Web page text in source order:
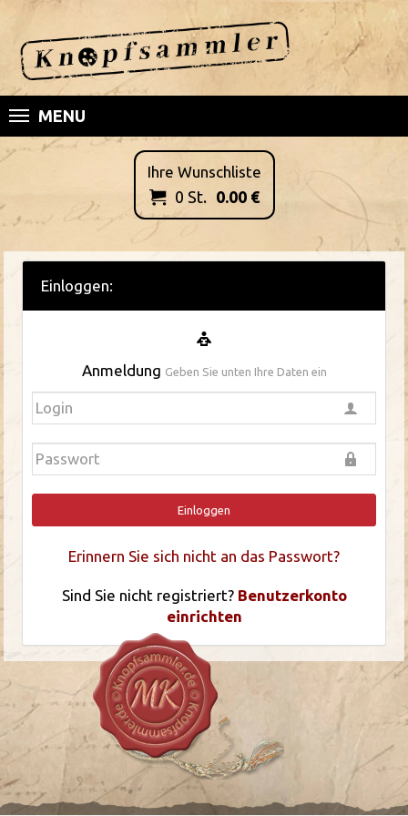
MENU
Ihre Wunschliste
 0 St. 0.00€
Einloggen:
Anmeldung Geben Sie unten Ihre Daten ein
Einloggen
Erinnern Sie sich nicht an das Passwort?
Sind Sie nicht registriert? Benutzerkonto
einrichten